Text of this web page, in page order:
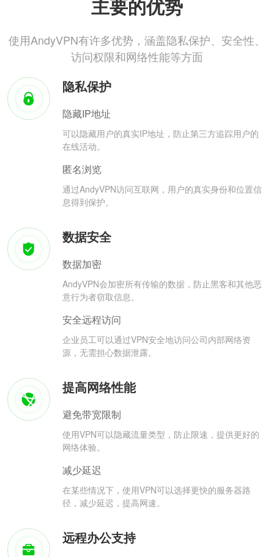
主要的优势
使用AndyVPN有许多优势，涵盖隐私保护、安全性、
访问权限和网络性能等方面
隐私保护
隐藏IP地址
可以隐藏用户的真实IP地址，防止第三方追踪用户的
在线活动。
匿名浏览
通过AndyVPN访问互联网，用户的真实身份和位置信
息得到保护。
数据安全
数据加密
AndyVPN会加密所有传输的数据，防止黑客和其他恶
意行为者窃取信息。
安全远程访问
企业员工可以通过VPN安全地访问公司内部网络资
源，无需担心数据泄露。
提高网络性能
避免带宽限制
使用VPN可以隐藏流量类型，防止限速，提供更好的
网络体验。
减少延迟
在某些情况下，使用VPN可以选择更快的服务器路
径，减少延迟，提高网速。
远程办公支持